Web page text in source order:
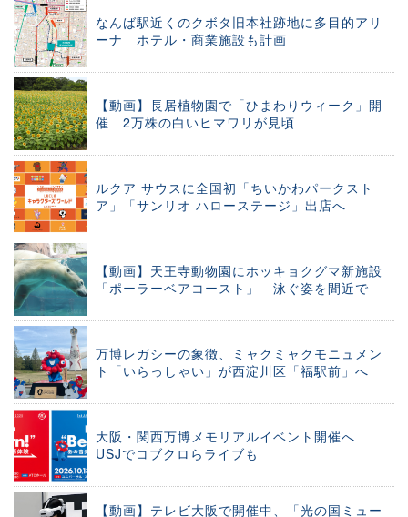
なんば駅近くのクボタ旧本社跡地に多目的アリ
ーナ ホテル・商業施設も計画
【動画】長居植物園で「ひまわりウィーク」開
催 2万株の白いヒマワリが見頃
ルクア サウスに全国初「ちいかわパークスト
ア」「サンリオ ハローステージ」出店へ
【動画】天王寺動物園にホッキョクグマ新施設
「ポーラーベアコースト」 泳ぐ姿を間近で
万博レガシーの象徴、ミャクミャクモニュメン
ト「いらっしゃい」が西淀川区「福駅前」へ
大阪・関西万博メモリアルイベント開催へ
USJでコブクロらライブも
【動画】テレビ大阪で開催中、「光の国ミュー